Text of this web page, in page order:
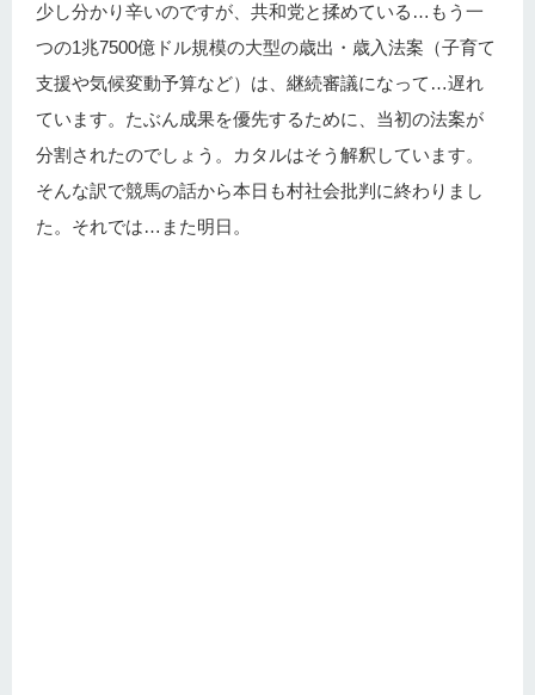
少し分かり辛いのですが、共和党と揉めている…もう一
つの1兆7500億ドル規模の大型の歳出・歳入法案（子育て
支援や気候変動予算など）は、継続審議になって…遅れ
ています。たぶん成果を優先するために、当初の法案が
分割されたのでしょう。カタルはそう解釈しています。
そんな訳で競馬の話から本日も村社会批判に終わりまし
た。それでは…また明日。